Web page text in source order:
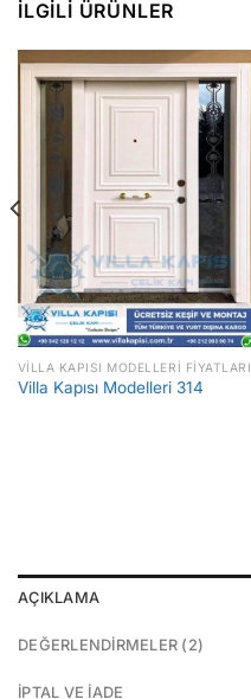
İLGILI ÜRÜNLER
VILLA KAPISI MODELLERI FIYATLARI
Villa Kapısı Modelleri 314
AÇIKLAMA
DEĞERLENDIRMELER (2)
İPTAL VE İADE